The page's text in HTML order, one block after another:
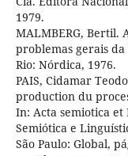
1979.
MALMBERG, Bertil.
problemas gerais
Rio: Nórdica, 1976.
PAIS, Cidamar
production du
In: Acta semiotica
Semiótica e
São Paulo: Global,